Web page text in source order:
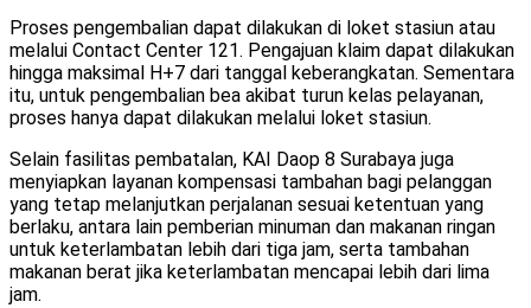
Proses pengembalian dapat dilakukan di loket stasiun atau
melalui Contact Center 121. Pengajuan klaim dapat dilakukan
hingga maksimal H+7 dari tanggal keberangkatan. Sementara
itu, untuk pengembalian bea akibat turun kelas pelayanan,
proses hanya dapat dilakukan melalui loket stasiun.
Selain fasilitas pembatalan, KAI Daop 8 Surabaya juga
menyiapkan layanan kompensasi tambahan bagi pelanggan
yang tetap melanjutkan perjalanan sesuai ketentuan yang
berlaku, antara lain pemberian minuman dan makanan ringan
untuk keterlambatan lebih dari tiga jam, serta tambahan
makanan berat jika keterlambatan mencapai lebih dari lima
jam.